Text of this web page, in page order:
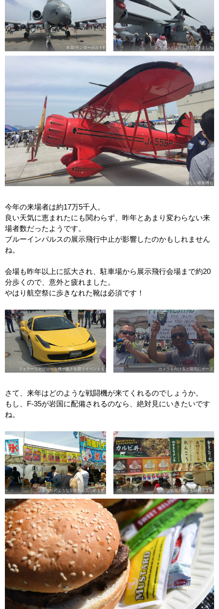
A-10 サンダーボルトII オスプレイは中も見学できました
珍しい複葉機も
今年の来場者は約17万5千人。
良い天気に恵まれたにも関わらず、昨年とあまり変わらない来
場者数だったようです。
ブルーインパルスの展示飛行中止が影響したのかもしれません
ね。
会場も昨年以上に拡大され、駐車場から展示飛行会場まで約20
分歩くので、意外と疲れました。
やはり航空祭に歩きなれた靴は必須です！
フェラーリとプロペラ機が速さを競うイベントも カメラを向けると陽気にポーズ
さて、来年はどのような戦闘機が来てくれるのでしょうか。
もし、F-35が岩国に配備されるのなら、絶対見にいきたいです
ね。
お祭りのような雰囲気も楽しめます ご当地グルメも味わえます